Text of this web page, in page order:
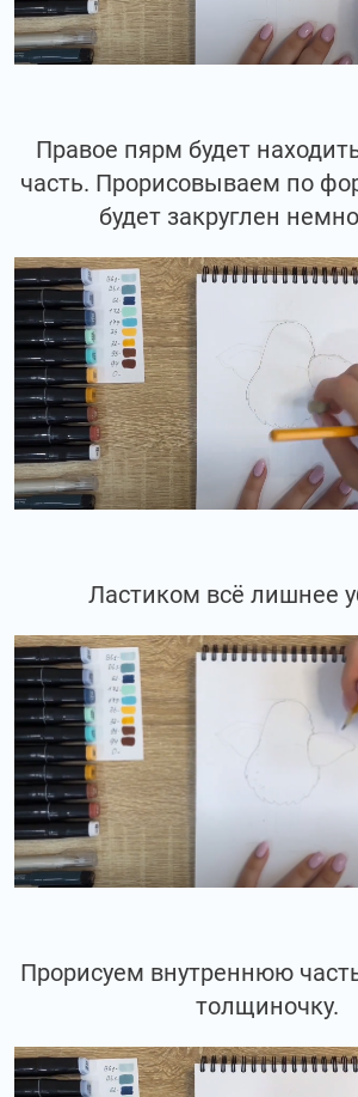
Правое пярм будет
часть. Прорисовываем по
будет закруглен
Ластиком всё лишнее
Прорисуем внутреннюю
толщиночку.